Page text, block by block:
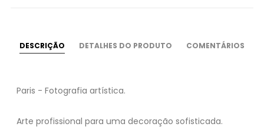
DESCRIÇÃO DETALHES DO PRODUTO COMENTÁRIOS
Paris - Fotografia artística.
Arte profissional para uma decoração sofisticada.